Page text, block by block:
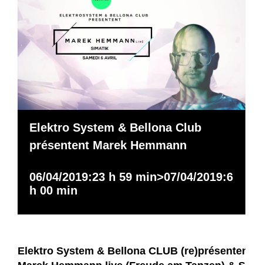
Elektro System & Bellona Club
présentent Marek Hemmann
06/04/2019:23 h 59 min>07/04/2019:6
h 00 min
Elektro System & Bellona CLUB (re)présentent